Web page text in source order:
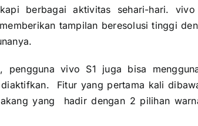
berbagai aktivitas sehari-hari.
tampilan beresolusi tinggi
pengguna vivo S1 juga bisa
Fitur yang pertama kali
yang hadir dengan 2 pilihan